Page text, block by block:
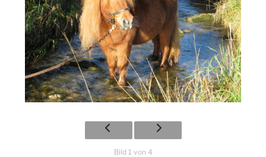
Bild 1 von 4